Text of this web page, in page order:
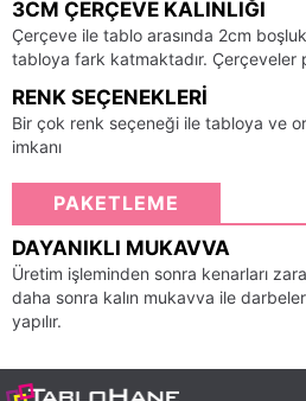
3CM ÇERÇEVE KALINLIĞI
Çerçeve ile tablo arasında 2cm
tabloya fark katmaktadır. Çerçeveler
RENK SEÇENEKLERI
Bir çok renk seçeneği ile tabloya ve
imkanı
PAKETLEME
DAYANIKLI MUKAVVA
Üretim işleminden sonra kenarları
daha sonra kalın mukavva ile
yapılır.